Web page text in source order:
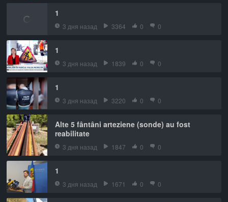
1
3 дня назад 3364 0 0
1
3 дня назад 1839 0 0
1
3 дня назад 3220 0 0
Alte 5 fântâni arteziene (sonde) au fost
reabilitate
3 дня назад 1847 0 0
1
3 дня назад 1671 0 0